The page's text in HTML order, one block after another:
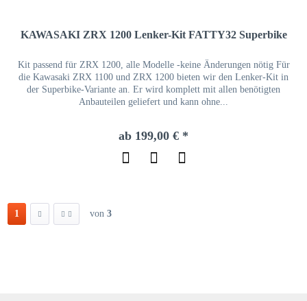
KAWASAKI ZRX 1200 Lenker-Kit FATTY32 Superbike
Kit passend für ZRX 1200, alle Modelle -keine Änderungen nötig Für
die Kawasaki ZRX 1100 und ZRX 1200 bieten wir den Lenker-Kit in
der Superbike-Variante an. Er wird komplett mit allen benötigten
Anbauteilen geliefert und kann ohne...
ab 199,00 € *
1 von 3